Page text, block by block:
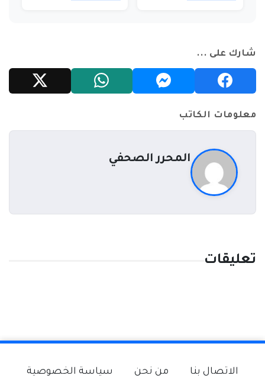
شارك على ...
معلومات الكاتب
المحرر الصحفي
تعليقات
الاتصال بنا من نحن سياسة الخصوصية